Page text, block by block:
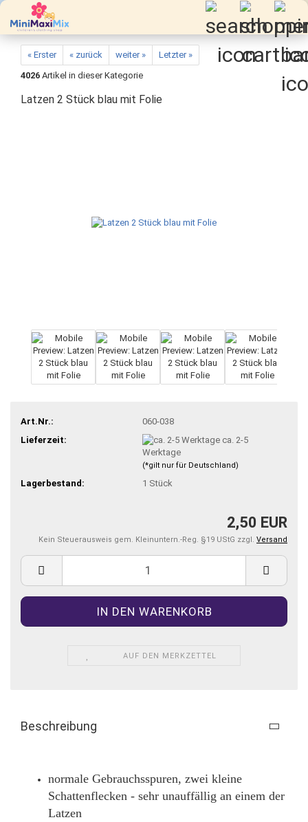
« Erster « zurück weiter »
Letzter »
4026 Artikel in dieser Kategorie
Latzen 2 Stück blau mit Folie
Art.Nr.:
060-038
Lieferzeit:
ca. 2-5
Werktage
(*gilt nur für Deutschland)
Lagerbestand: 1 Stück
2,50 EUR
Kein Steuerausweis gem. Kleinuntern.-Reg. §19 UStG zzgl. Versand
AUF DEN MERKZETTEL
Beschreibung
normale Gebrauchsspuren, zwei kleine
Schattenflecken - sehr unauffällig an einem der
Latzen